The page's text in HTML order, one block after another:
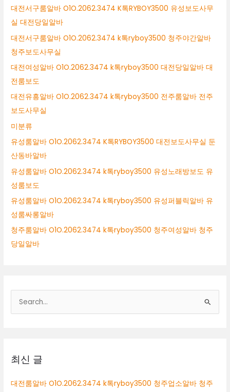
대전서구룸알바 O1O.2062.3474 K톡RYBOY3500 유성보도사무
실 대전당일알바
대전서구룸알바 O1O.2062.3474 k톡ryboy3500 청주야간알바
청주보도사무실
대전여성알바 O1O.2062.3474 k톡ryboy3500 대전당일알바 대
전룸보도
대전유흥알바 O1O.2062.3474 k톡ryboy3500 전주룸알바 전주
보도사무실
미분류
유성룸알바 O1O.2062.3474 K톡RYBOY3500 대전보도사무실 둔
산동바알바
유성룸알바 O1O.2062.3474 k톡ryboy3500 유성노래방보도 유
성룸보도
유성룸알바 O1O.2062.3474 k톡ryboy3500 유성퍼블릭알바 유
성룸싸롱알바
청주룸알바 O1O.2062.3474 k톡ryboy3500 청주여성알바 청주
당일알바
색
최신 글
대전룸알바 O1O.2062.3474 k톡ryboy3500 청주업소알바 청주